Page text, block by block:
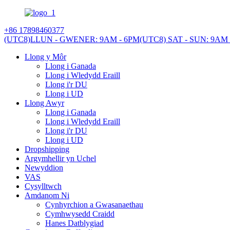
+86 17898460377
(UTC8)LLUN - GWENER: 9AM - 6PM(UTC8) SAT - SUN: 9AM
Llong y Môr
Llong i Ganada
Llong i Wledydd Eraill
Llong i'r DU
Llong i UD
Llong Awyr
Llong i Ganada
Llong i Wledydd Eraill
Llong i'r DU
Llong i UD
Dropshipping
Argymhellir yn Uchel
Newyddion
VAS
Cysylltwch
Amdanom Ni
Cynhyrchion a Gwasanaethau
Cymhwysedd Craidd
Hanes Datblygiad